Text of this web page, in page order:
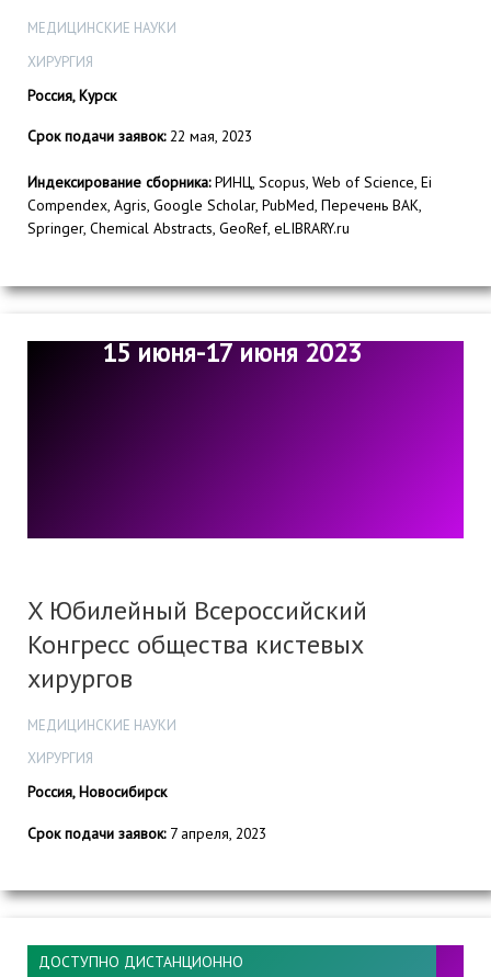
МЕДИЦИНСКИЕ НАУКИ
ХИРУРГИЯ
Россия, Курск
Срок подачи заявок:22 мая, 2023
Индексирование сборника:РИНЦ, Scopus, Web of Science, Ei
Compendex, Agris, Google Scholar, PubMed, Перечень ВАК,
Springer, Chemical Abstracts, GeoRef, eLIBRARY.ru
15 июня-17 июня 2023
X Юбилейный Всероссийский
Конгресс общества кистевых
хирургов
МЕДИЦИНСКИЕ НАУКИ
ХИРУРГИЯ
Россия, Новосибирск
Срок подачи заявок:7 апреля, 2023
ДОСТУПНО ДИСТАНЦИОННО